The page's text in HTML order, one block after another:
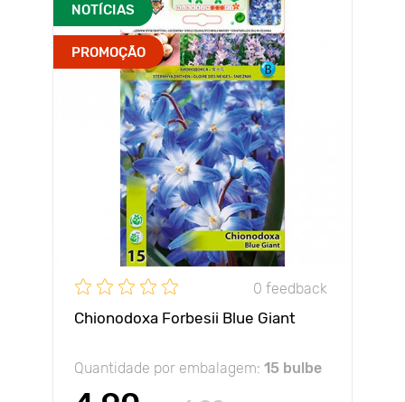
NOTÍCIAS
PROMOÇÃO
0 feedback
Chionodoxa Forbesii Blue Giant
Quantidade por embalagem: 15 bulbe